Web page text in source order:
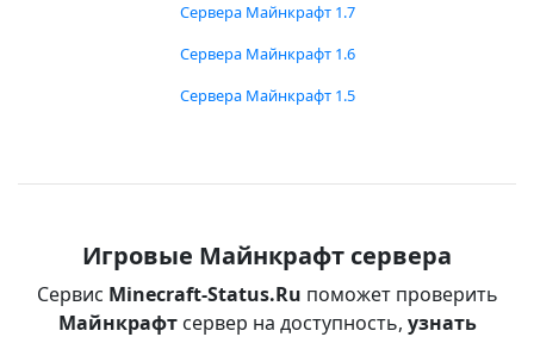
Сервера Майнкрафт 1.7
Сервера Майнкрафт 1.6
Сервера Майнкрафт 1.5
Игровые Майнкрафт сервера
Сервис Minecraft-Status.Ru поможет проверить
Майнкрафтсервер на доступность, узнать